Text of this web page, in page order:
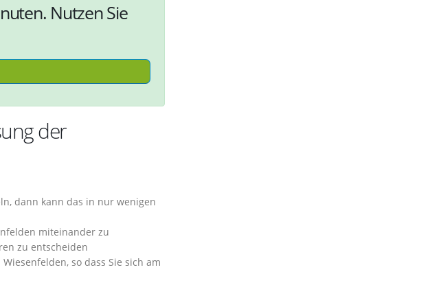
Nutzen Sie
der
dann kann das in nur wenigen
miteinander zu
zu entscheiden
so dass Sie sich am